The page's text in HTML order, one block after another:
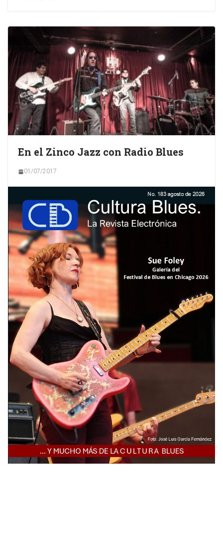
En el Zinco Jazz con Radio Blues
01/07/2017